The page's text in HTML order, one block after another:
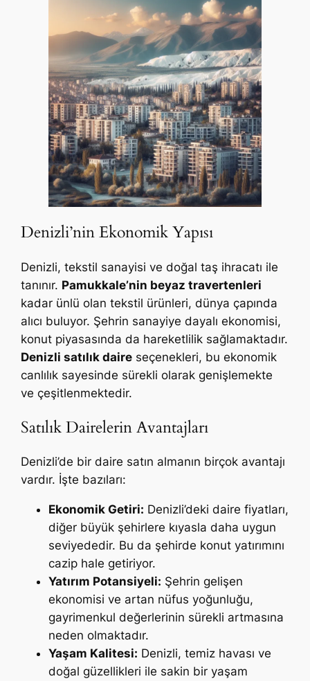
Denizli’nin Ekonomik Yapısı
Denizli, tekstil sanayisi ve doğal taş ihracatı ile
tanınır. Pamukkale’nin beyaz travertenleri
kadar ünlü olan tekstil ürünleri, dünya çapında
alıcı buluyor. Şehrin sanayiye dayalı ekonomisi,
konut piyasasında da hareketlilik sağlamaktadır.
Denizli satılık daire seçenekleri, bu ekonomik
canlılık sayesinde sürekli olarak genişlemekte
ve çeşitlenmektedir.
Satılık Dairelerin Avantajları
Denizli’de bir daire satın almanın birçok avantajı
vardır. İşte bazıları:
Ekonomik Getiri: Denizli’deki daire fiyatları,
diğer büyük şehirlere kıyasla daha uygun
seviyededir. Bu da şehirde konut yatırımını
cazip hale getiriyor.
Yatırım Potansiyeli: Şehrin gelişen
ekonomisi ve artan nüfus yoğunluğu,
gayrimenkul değerlerinin sürekli artmasına
neden olmaktadır.
Yaşam Kalitesi: Denizli, temiz havası ve
doğal güzellikleri ile sakin bir yaşam